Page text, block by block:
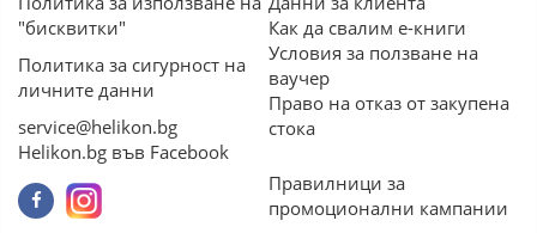
"бисквитки"
Политика за сигурност на
личните данни
service@helikon.bg
Helikon.bg във Facebook
Как да свалим е-книги
Условия за ползване на
ваучер
Право на отказ от закупена
стока
Правилници за
промоционални кампании